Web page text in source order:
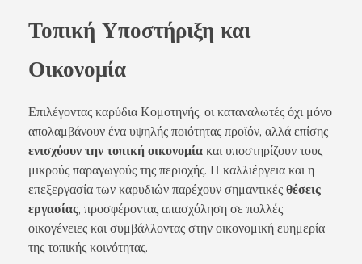
Τοπική Υποστήριξη και
Οικονομία
Επιλέγοντας καρύδια Κομοτηνής, οι καταναλωτές όχι μόνο
απολαμβάνουν ένα υψηλής ποιότητας προϊόν, αλλά επίσης
ενισχύουν την τοπική οικονομίακαι υποστηρίζουν τους
μικρούς παραγωγούς της περιοχής. Η καλλιέργεια και η
επεξεργασία των καρυδιών παρέχουν σημαντικέςθέσεις
εργασίας, προσφέροντας απασχόληση σε πολλές
οικογένειες και συμβάλλοντας στην οικονομική ευημερία
της τοπικής κοινότητας.